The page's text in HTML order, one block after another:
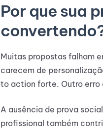
Por que sua
Muitas propostas falham
carecem de
to action forte. Outro erro
A ausência de prova
profissional também